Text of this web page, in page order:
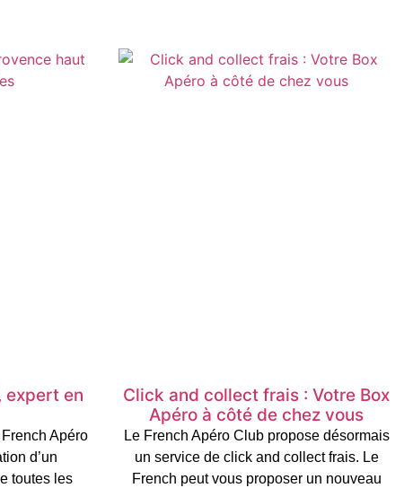
expert en
Apéro
d’un
toutes les
Click and collect frais : Votre Box
Apéro à côté de chez vous
Le French Apéro Club propose désormais
un service de click and collect frais. Le
French peut vous proposer un nouveau